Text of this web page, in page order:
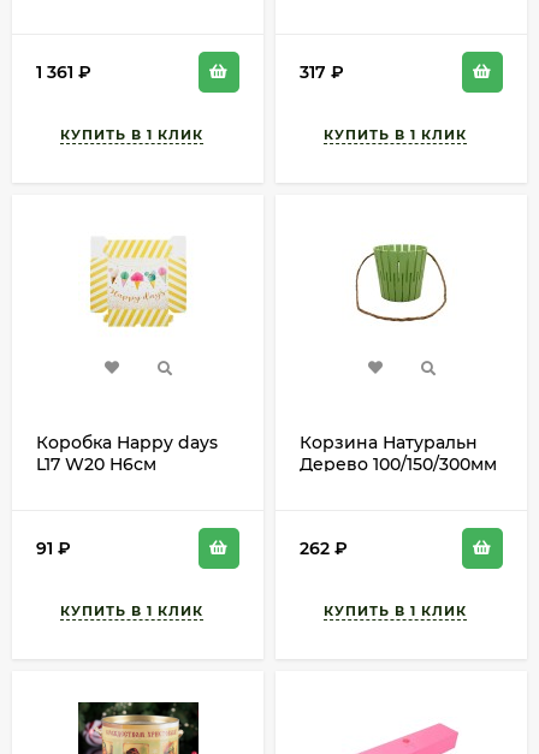
1 361 ₽ 317 ₽
Коробка Happy days
L17 W20 H6см
91 ₽
Корзина Натуральн
Дерево 100/150/300мм
262 ₽